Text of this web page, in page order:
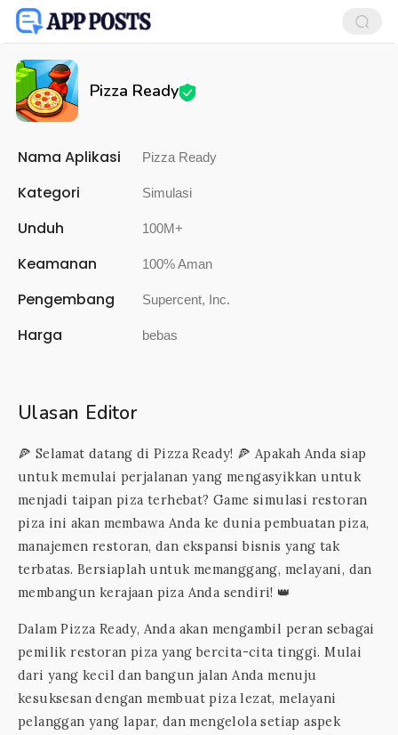
Pizza Ready
Nama Aplikasi Pizza Ready
Kategori Simulasi
Unduh 100M+
Keamanan 100% Aman
Pengembang Supercent, Inc.
Harga bebas
Ulasan Editor
🍕 Selamat datang di Pizza Ready! 🍕 Apakah Anda siap
untuk memulai perjalanan yang mengasyikkan untuk
menjadi taipan piza terhebat? Game simulasi restoran
piza ini akan membawa Anda ke dunia pembuatan piza,
manajemen restoran, dan ekspansi bisnis yang tak
terbatas. Bersiaplah untuk memanggang, melayani, dan
membangun kerajaan piza Anda sendiri! 👑
Dalam Pizza Ready, Anda akan mengambil peran sebagai
pemilik restoran piza yang bercita-cita tinggi. Mulai
dari yang kecil dan bangun jalan Anda menuju
kesuksesan dengan membuat piza lezat, melayani
pelanggan yang lapar, dan mengelola setiap aspek